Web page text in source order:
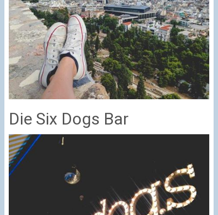
Die Six Dogs Bar